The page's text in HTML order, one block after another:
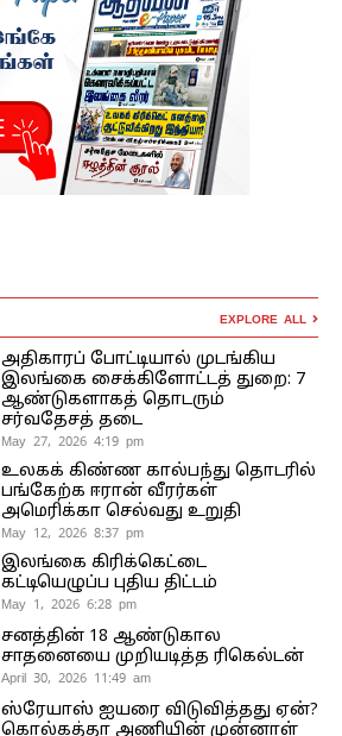
EXPLORE ALL
அதிகாரப் போட்டியால் முடங்கிய
இலங்கை சைக்கிளோட்டத் துறை: 7
ஆண்டுகளாகத் தொடரும்
சர்வதேசத் தடை
May 27, 2026 4:19 pm
உலகக் கிண்ண கால்பந்து தொடரில்
பங்கேற்க ஈரான் வீரர்கள்
அமெரிக்கா செல்வது உறுதி
May 12, 2026 8:37 pm
இலங்கை கிரிக்கெட்டை
கட்டியெழுப்ப புதிய திட்டம்
May 1, 2026 6:28 pm
சனத்தின் 18 ஆண்டுகால
சாதனையை முறியடித்த ரிகெல்டன்
April 30, 2026 11:49 am
ஸ்ரேயாஸ் ஐயரை விடுவித்தது ஏன்?
கொல்கத்தா அணியின் முன்னாள்